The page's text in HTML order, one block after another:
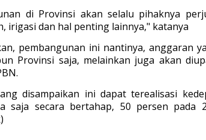
di Provinsi akan selalu pihaknya
irigasi dan hal penting lainnya," katanya
pembangunan ini nantinya, anggaran
Provinsi saja, melainkan juga akan
disampaikan ini dapat terealisasi
saja secara bertahap, 50 persen